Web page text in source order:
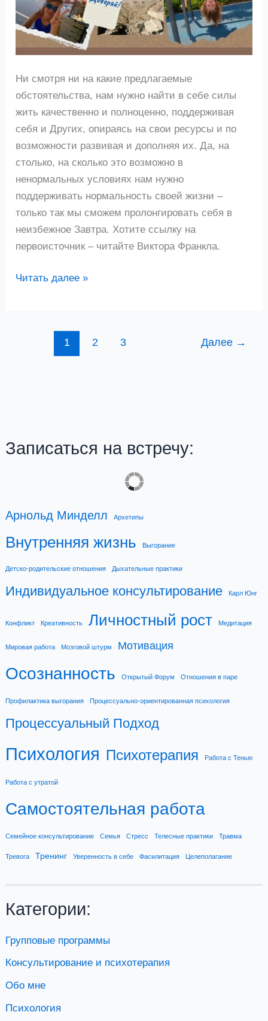
Записаться на встречу:
Арнольд Минделл Архетипы
Внутренняя жизнь Выгорание
Детско-родительские отношения Дыхательные практики
Индивидуальное консультирование Карл Юнг
Конфликт Креативность Личностный рост Медитация
Мировая работа Мозговой штурм Мотивация
Осознанность Открытый Форум Отношения в паре
Профилактика выгорания Процессуально-ориентированная психология
Процессуальный Подход
Психология Психотерапия Работа с Тенью
Работа с утратой
Самостоятельная работа
Семейное консультирование Семья Стресс Телесные практики Травма
Тревога Тренинг Уверенность в себе Фасилитация Целеполагание
Категории:
Групповые программы
Консультирование и психотерапия
Обо мне
Психология
Ни смотря ни на какие предлагаемые
обстоятельства, нам нужно найти в себе силы
жить качественно и полноценно, поддерживая
себя и Других, опираясь на свои ресурсы и по
возможности развивая и дополняя их. Да, на
столько, на сколько это возможно в
ненормальных условиях нам нужно
поддерживать нормальность своей жизни –
только так мы сможем пролонгировать себя в
неизбежное Завтра. Хотите ссылку на
первоисточник – читайте Виктора Франкла.
Читать далее »
1 2 3 Далее →